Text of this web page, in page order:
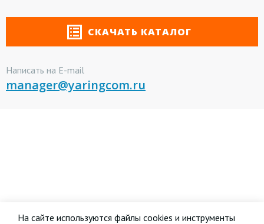
СКАЧАТЬ КАТАЛОГ
Написать на E-mail
manager@yaringcom.ru
На сайте используются файлы cookies и инструменты